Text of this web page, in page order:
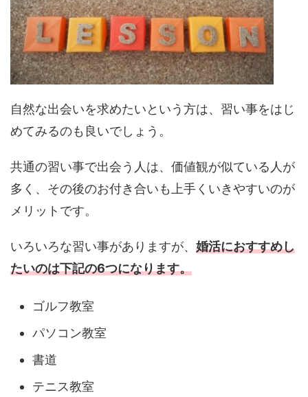
自然な出会いを求めたいという方は、習い事をはじ
めてみるのも良いでしょう。
共通の習い事で出会う人は、価値観が似ている人が
多く、その後のお付き合いも上手くいきやすいのが
メリットです。
いろいろな習い事がありますが、 婚活におすすめし
たいのは下記の6つになります。
ゴルフ教室
パソコン教室
書道
テニス教室